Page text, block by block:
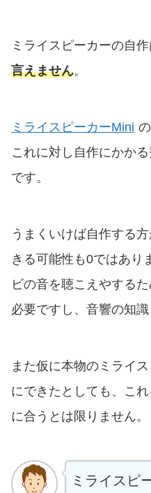
ミライスピーカーの自作
言えません。
ミライスピーカーMini
これに対し自作にかか
です。
うまくいけば自作する
きる可能性も0ではあり
ビの音を聴こえやする
必要ですし、音響の知識
また仮に本物のミライ
にできたとしても、こ
に合うとは限りません。
ミライスピ